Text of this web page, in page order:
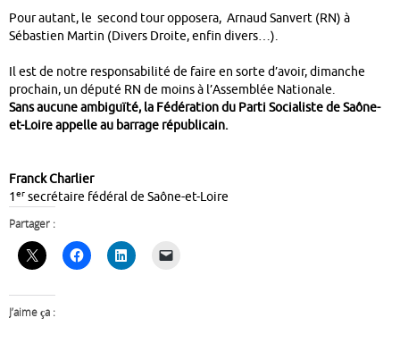
Pour autant, le second tour opposera, Arnaud Sanvert (RN) à
Sébastien Martin (Divers Droite, enfin divers…).
Il est de notre responsabilité de faire en sorte d’avoir, dimanche
prochain, un député RN de moins à l’Assemblée Nationale.
Sans aucune ambiguïté, la Fédération du Parti Socialiste de Saône-
et-Loire appelle au barrage républicain.
Franck Charlier
1er secrétaire fédéral de Saône-et-Loire
Partager :
J’aime ça :